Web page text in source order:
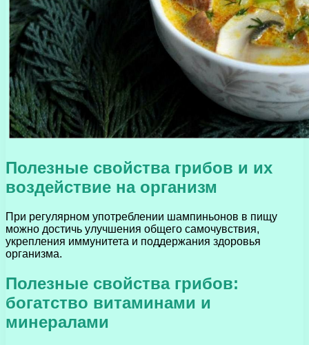
Полезные свойства грибов и их
воздействие на организм
При регулярном употреблении шампиньонов в пищу
можно достичь улучшения общего самочувствия,
укрепления иммунитета и поддержания здоровья
организма.
Полезные свойства грибов:
богатство витаминами и
минералами